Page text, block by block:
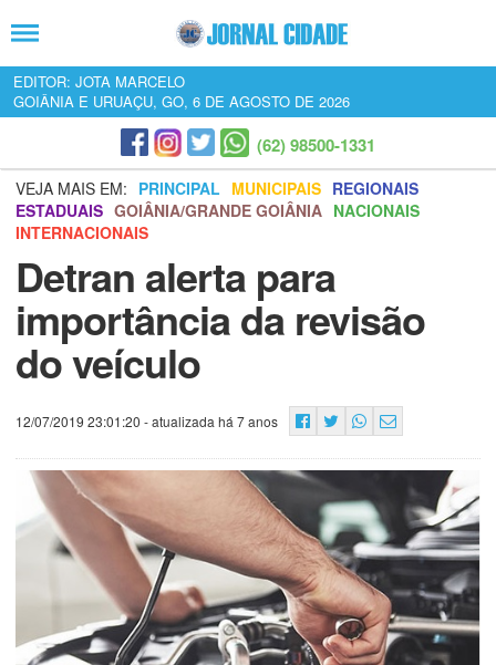
EDITOR: JOTA MARCELO
GOIÂNIA E URUAÇU, GO, 6 DE AGOSTO DE 2026
(62) 98500-1331
VEJA MAIS EM: PRINCIPAL MUNICIPAIS REGIONAIS
ESTADUAIS GOIÂNIA/GRANDE GOIÂNIA NACIONAIS
INTERNACIONAIS
Detran alerta para
importância da revisão
do veículo
12/07/2019 23:01:20 - atualizada há 7 anos